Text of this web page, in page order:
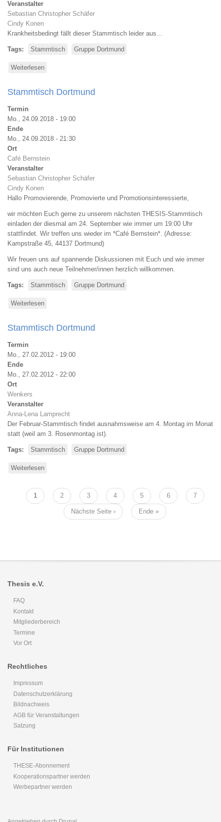
Veranstalter
Sebastian Christopher Schäfer
Cindy Konen
Krankheitsbedingt fällt dieser Stammtisch leider aus...
Tags Stammtisch Gruppe Dortmund
Weiterlesen
Dortmund
Stammtisch Dortmund
Termin
Mo., 24.09.2018 - 19:00
Ende
Mo., 24.09.2018 - 21:30
Ort
Café Bernstein
Veranstalter
Sebastian Christopher Schäfer
Cindy Konen
Hallo Promovierende, Promovierte und Promotionsinteressierte,
wir möchten Euch gerne zu unserem nächsten THESIS-Stammtisch
einladen der diesmal am 24. September wie immer um 19:00 Uhr
stattfindet. Wir treffen uns wieder im *Café Bernstein*. (Adresse:
Kampstraße 45, 44137 Dortmund)
Wir freuen uns auf spannende Diskussionen mit Euch und wie immer
sind uns auch neue Teilnehmer/innen herzlich willkommen.
Tags Stammtisch Gruppe Dortmund
Weiterlesen
Dortmund
Stammtisch Dortmund
Termin
Mo., 27.02.2012 - 19:00
Ende
Mo., 27.02.2012 - 22:00
Ort
Wenkers
Veranstalter
Anna-Lena Lamprecht
Der Februar-Stammtisch findet ausnahmsweise am 4. Montag im Monat
statt (weil am 3. Rosenmontag ist).
Tags Stammtisch Gruppe Dortmund
Weiterlesen
Dortmund
Seitennummerierung
Aktuelle
Seite
1 Seite
2 Seite
3 Seite
4 Seite
5 Seite
6 Seite
7
Nächste
Seite
Nächste Seite ›
Letzte
Seite
Ende »
Thesis e.V.
FAQ
Kontakt
Mitgliederbereich
Termine
Vor Ort
Rechtliches
Impressum
Datenschutzerklärung
Bildnachweis
AGB für Veranstaltungen
Satzung
Für Institutionen
THESE-Abonnement
Kooperationspartner werden
Werbepartner werden